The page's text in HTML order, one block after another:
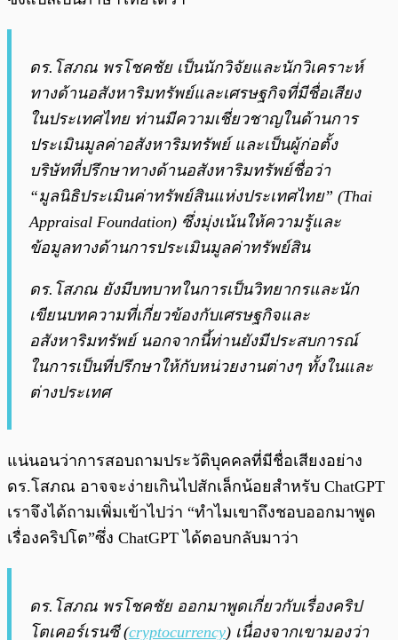
ดร.โสภณ พรโชคชัย เป็นนักวิจัยและนักวิเคราะห์
ทางด้านอสังหาริมทรัพย์และเศรษฐกิจที่มีชื่อเสียง
ในประเทศไทย ท่านมีความเชี่ยวชาญในด้านการ
ประเมินมูลค่าอสังหาริมทรัพย์ และเป็นผู้ก่อตั้ง
บริษัทที่ปรึกษาทางด้านอสังหาริมทรัพย์ชื่อว่า
“มูลนิธิประเมินค่าทรัพย์สินแห่งประเทศไทย” (Thai
Appraisal Foundation) ซึ่งมุ่งเน้นให้ความรู้และ
ข้อมูลทางด้านการประเมินมูลค่าทรัพย์สิน
ดร.โสภณ ยังมีบทบาทในการเป็นวิทยากรและนัก
เขียนบทความที่เกี่ยวข้องกับเศรษฐกิจและ
อสังหาริมทรัพย์ นอกจากนี้ท่านยังมีประสบการณ์
ในการเป็นที่ปรึกษาให้กับหน่วยงานต่างๆ ทั้งในและ
ต่างประเทศ
แน่นอนว่าการสอบถามประวัติบุคคลที่มีชื่อเสียงอย่าง
ดร.โสภณ อาจจะง่ายเกินไปสักเล็กน้อยสำหรับ ChatGPT
เราจึงได้ถามเพิ่มเข้าไปว่า “ทำไมเขาถึงชอบออกมาพูด
เรื่องคริปโต”ซึ่ง ChatGPT ได้ตอบกลับมาว่า
ดร.โสภณ พรโชคชัย ออกมาพูดเกี่ยวกับเรื่องคริป
โตเคอร์เรนซี (cryptocurrency) เนื่องจากเขามองว่า